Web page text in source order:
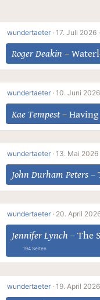
wundertaeter · 17. Juli 2026 ·
Roger Deakin –
wundertaeter · 10. Juni 2026
Kae Tempest–
wundertaeter · 13. Mai 2026
John Durham Peters –
wundertaeter · 20. April
Jennifer Lynch – The
194 Seiten
wundertaeter · 19. April 2026